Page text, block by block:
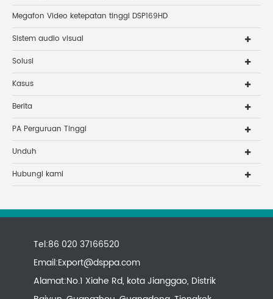
Megafon Video ketepatan tinggi DSP169HD
Sistem audio visual
Solusi
Kasus
Berita
PA Perguruan Tinggi
Unduh
Hubungi kami
Tel:86 020 37166520
Email:Export@dsppa.com
Alamat:No.1 Xiahe Rd, kota Jianggao, Distrik